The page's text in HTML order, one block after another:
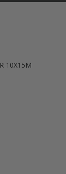
10X15M